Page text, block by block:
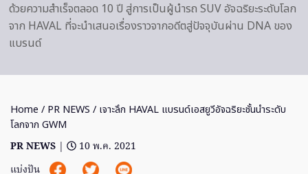
ด้วยความสำเร็จตลอด 10 ปี สู่การเป็นผู้นำรถ SUV อัจฉริยะระดับโลก
จาก HAVAL ที่จะนำเสนอเรื่องราวจากอดีตสู่ปัจจุบันผ่าน DNA ของ
แบรนด์
Home / PR NEWS / เจาะลึก HAVAL แบรนด์เอสยูวีอัจฉริยะชั้นนำระดับ
โลกจาก GWM
PR NEWS |
10 พ.ค. 2021
แบ่งปัน